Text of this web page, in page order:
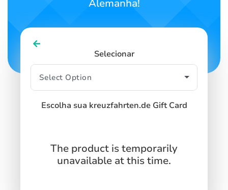
Alemanha!
Selecionar
Escolha sua kreuzfahrten.de Gift Card
The product is temporarily
unavailable at this time.